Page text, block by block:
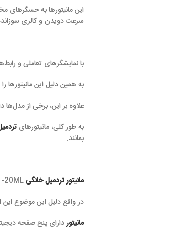
این مانیتورها به حسگرهای مختلف از جمله
سرعت دویدن و کالری سوزانده شده ارائه
با نمایشگرهای تعاملی و رابط‌های کاربر
به همین دلیل این مانیتورها را به همراهان
علاوه بر این، برخی از مدل‌ها دارای امکانات
به طور کلی، مانیتورهایتردمیل تمرینات موثر
مانیتور تردمیل خانگیSX1-20ML برند دی کی
در واقع دلیل این موضوع این است که این
دارای پنج صفحه دیجیتالی بوده که نمایش